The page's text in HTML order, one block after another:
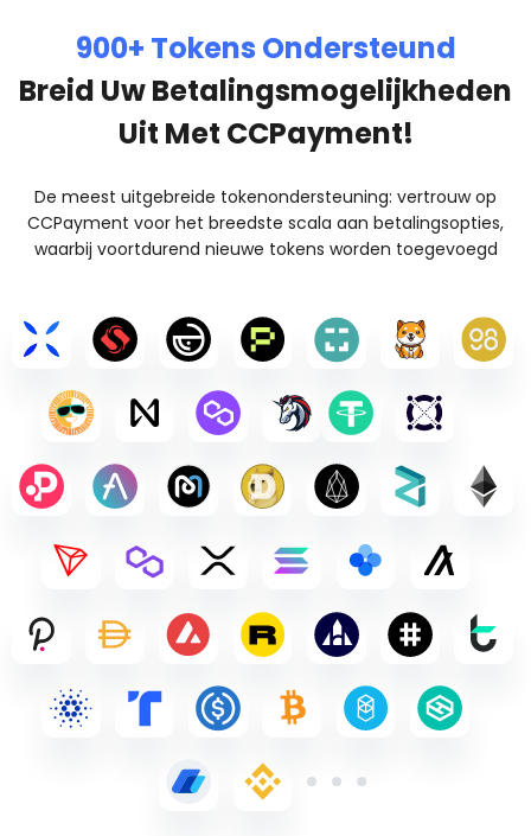
900+ Tokens Ondersteund
Breid Uw Betalingsmogelijkheden
Uit Met CCPayment!
De meest uitgebreide tokenondersteuning: vertrouw op
CCPayment voor het breedste scala aan betalingsopties,
waarbij voortdurend nieuwe tokens worden toegevoegd